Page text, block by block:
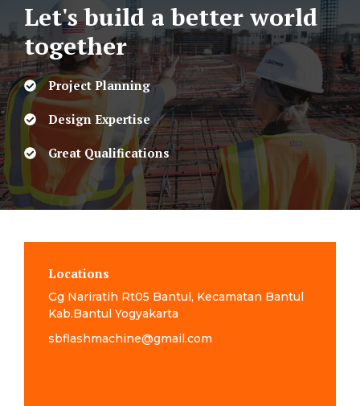
Let's build a better world
together
Project Planning
Design Expertise
Great Qualifications
Locations
Gg Nariratih Rt05 Bantul, Kecamatan Bantul
Kab.Bantul Yogyakarta
sbflashmachine@gmail.com